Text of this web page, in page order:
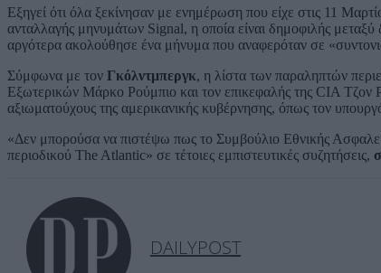
Εξηγεί ότι όλα ξεκίνησαν με ενημέρωση που είχε στις 11
ανταλλαγής μηνυμάτων Signal, η οποία είναι δημοφιλής
αργότερα ακολούθησε ένα μήνυμα που αναφερόταν σε
Σύμφωνα με τον Γκόλντμπεργκ, η λίστα των παραληπτών
Εξωτερικών Μάρκο Ρούμπιο και τον επικεφαλής της CIA
αξιωματούχους της αμερικανικής κυβέρνησης, όπως τον
«Δεν μπορούσα να πιστέψω πως το Συμβούλιο Εθνικής
περιοδικού The Atlantic» σε τέτοιες εμπιστευτικές συζητήσεις,
DAILYPOST